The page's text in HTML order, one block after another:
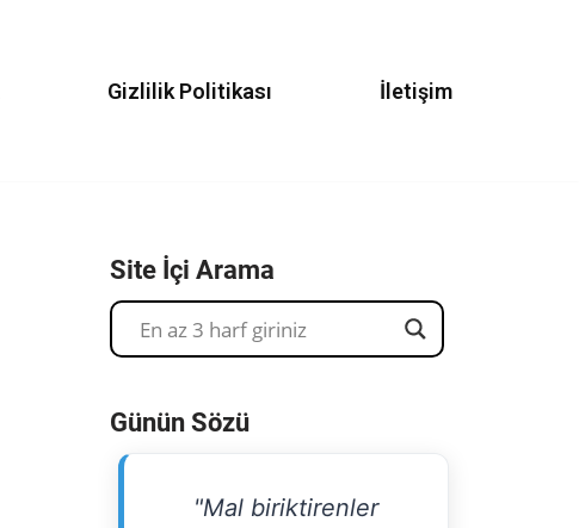
Gizlilik Politikası İletişim
Site İçi Arama
Günün Sözü
"Mal biriktirenler